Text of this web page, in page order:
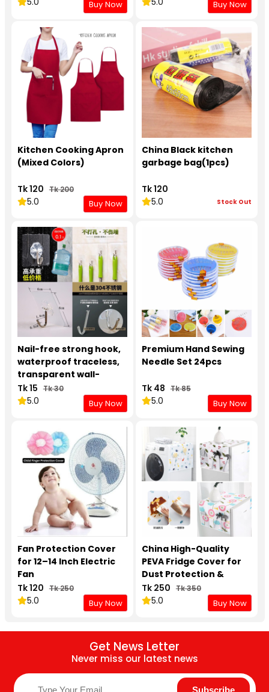
Buy Now Buy Now
Kitchen Cooking Apron
(Mixed Colors)
Tk 120 Tk 200
5.0 Buy Now
China Black kitchen
garbage bag(1pcs)
Tk 120
5.0
Stock Out
Nail-free strong hook,
waterproof traceless,
transparent wall-
mounted strong
adhesive hook
Tk 15 Tk 30
5.0 Buy Now
Premium Hand Sewing
Needle Set 24pcs
Tk 48 Tk 85
5.0 Buy Now
Fan Protection Cover
for 12–14 Inch Electric
Fan
Tk 120 Tk 250
5.0 Buy Now
China High-Quality
PEVA Fridge Cover for
Dust Protection &
Storage
Tk 250 Tk 350
5.0 Buy Now
Get News Letter
Never miss our latest news